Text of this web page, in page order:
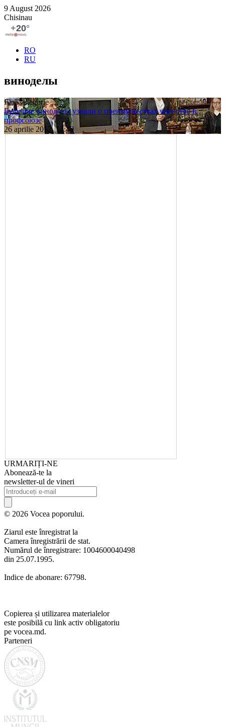
9 August 2026
Chisinau
RO
RU
виноделы
Fără categorie
Будущие виноделы узнали о преимуществах членства в
профсоюзе
26 aprilie 2017, 13:40
URMARIȚI-NE
Abonează-te la
newsletter-ul de vineri
© 2026 Vocea poporului.
Ziarul este înregistrat la
Camera înregistrării de stat.
Numărul de înregistrare: 1004600040498
din 25.07.1995.
Indice de abonare: 67798.
Copierea și utilizarea materialelor
este posibilă cu link activ obligatoriu
pe vocea.md.
Parteneri